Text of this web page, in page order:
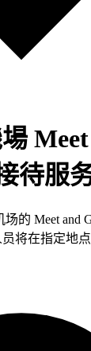
待服
场的 Meet and
将在指定地